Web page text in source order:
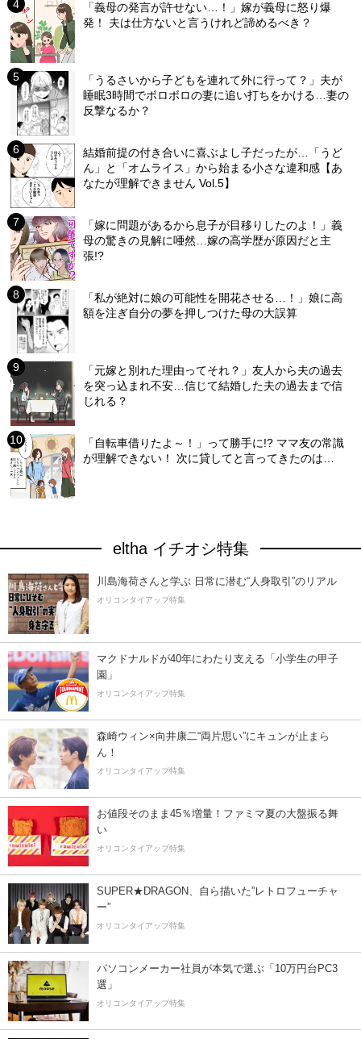
「義母の発言が許せない…！」嫁が義母に怒り爆
発！ 夫は仕方ないと言うけれど諦めるべき？
「うるさいから子どもを連れて外に行って？」夫が
睡眠3時間でボロボロの妻に追い打ちをかける…妻の
反撃なるか？
結婚前提の付き合いに喜ぶよし子だったが…「うど
ん」と「オムライス」から始まる小さな違和感【あ
なたが理解できません Vol.5】
「嫁に問題があるから息子が目移りしたのよ！」義
母の驚きの見解に唖然…嫁の高学歴が原因だと主
張!?
「私が絶対に娘の可能性を開花させる…！」娘に高
額を注ぎ自分の夢を押しつけた母の大誤算
「元嫁と別れた理由ってそれ？」友人から夫の過去
を突っ込まれ不安…信じて結婚した夫の過去まで信
じれる？
「自転車借りたよ～！」って勝手に!? ママ友の常識
が理解できない！ 次に貸してと言ってきたのは…
eltha イチオシ特集
川島海荷さんと学ぶ 日常に潜む“人身取引”のリアル
オリコンタイアップ特集
マクドナルドが40年にわたり支える「小学生の甲子
園」
オリコンタイアップ特集
森崎ウィン×向井康二“両片思い”にキュンが止まら
ん！
オリコンタイアップ特集
お値段そのまま45％増量！ファミマ夏の大盤振る舞
い
オリコンタイアップ特集
SUPER★DRAGON、自ら描いた”レトロフューチャ
ー”
オリコンタイアップ特集
パソコンメーカー社員が本気で選ぶ「10万円台PC3
選」
オリコンタイアップ特集